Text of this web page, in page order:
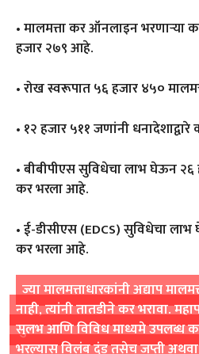
• मालमत्ता कर ऑनलाइन भरणाऱ्या
हजार २७९ आहे.
• रोख स्वरूपात ५६ हजार ४५०
• १२ हजार ५११ जणांनी
• बीबीपीएस सुविधेचा लाभ घेऊन २६
कर भरला आहे.
• ई-डीसीएस (EDCS) सुविधेचा
कर भरला आहे.
ज्या मालमत्ताधारकांनी अद्याप
नाही, त्यांनी तातडीने कर भरावा.
सुलभ आणि विविध माध्यमे उपलब्ध
भरल्यास विलंब दंड तसेच जप्ती